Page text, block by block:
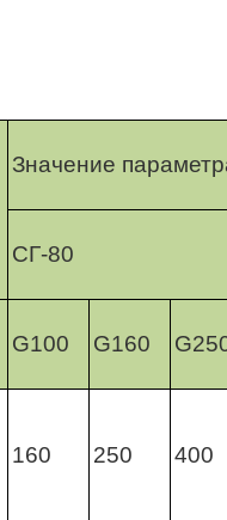
Значение
СГ-80
G100 G160
160 250 400